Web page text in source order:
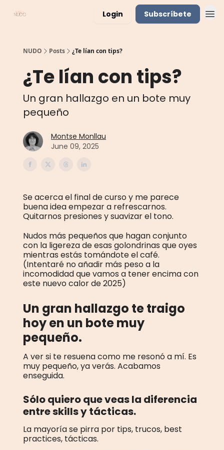
Login Subscríbete
NUDO Posts ¿Te lían con tips?
¿Te lían con tips?
Un gran hallazgo en un bote muy
pequeño
Montse Monllau
June 09, 2025
Se acerca el final de curso y me parece
buena idea empezar a refrescarnos.
Quitarnos presiones y suavizar el tono.
Nudos más pequeños que hagan conjunto
con la ligereza de esas golondrinas que oyes
mientras estás tomándote el café.
(Intentaré no añadir más peso a la
incomodidad que vamos a tener encima con
este nuevo calor de 2025)
Un gran hallazgo te traigo
hoy en un bote muy
pequeño.
A ver si te resuena como me resonó a mí. Es
muy pequeño, ya verás. Acabamos
enseguida.
Sólo quiero que veas la diferencia
entre skills y tácticas.
La mayoría se pirra por tips, trucos, best
practices, tácticas.